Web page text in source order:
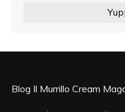
Blog Il Murrillo Cream